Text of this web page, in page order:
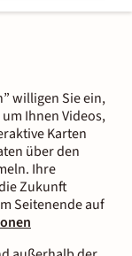
willigen Sie ein,
Ihnen Videos,
Karten
über den
Ihre
Zukunft
Seitenende auf